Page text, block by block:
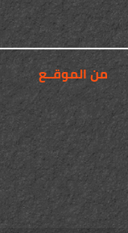
من الموقــع